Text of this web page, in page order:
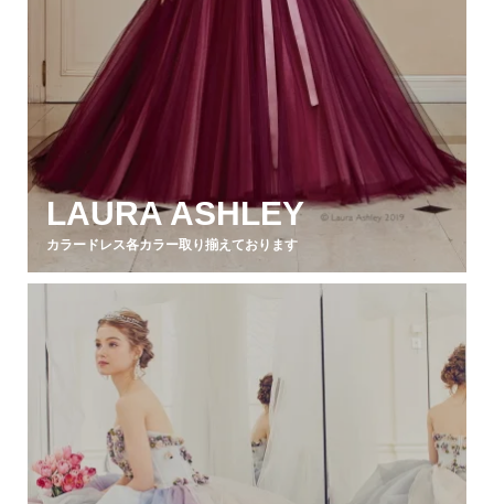
LAURA ASHLEY
カラードレス各カラー取り揃えております